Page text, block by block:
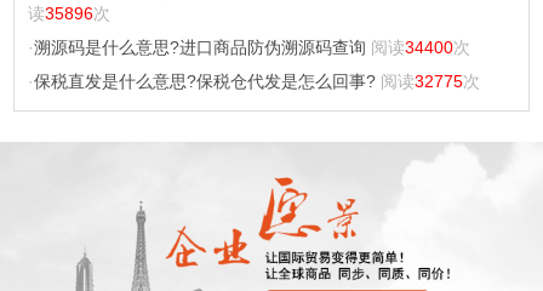
读35896次
·溯源码是什么意思?进口商品防伪溯源码查询 阅读34400次
·保税直发是什么意思?保税仓代发是怎么回事?阅读32775次